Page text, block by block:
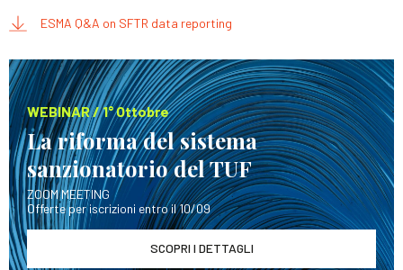
ESMA Q&A on SFTR data reporting
WEBINAR / 1° Ottobre
La riforma del sistema
sanzionatorio del TUF
ZOOM MEETING
Offerte per iscrizioni entro il 10/09
SCOPRI I DETTAGLI